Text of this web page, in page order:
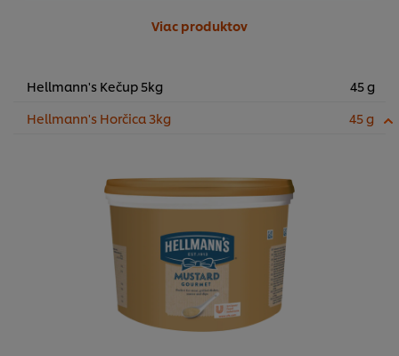
Viac produktov
Hellmann's Kečup 5kg
45 g
Hellmann's Horčica 3kg
45 g